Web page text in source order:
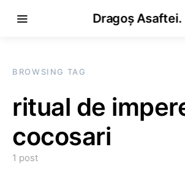
Dragoș Asaftei.
BROWSING TAG
ritual de
cocosari
1 post